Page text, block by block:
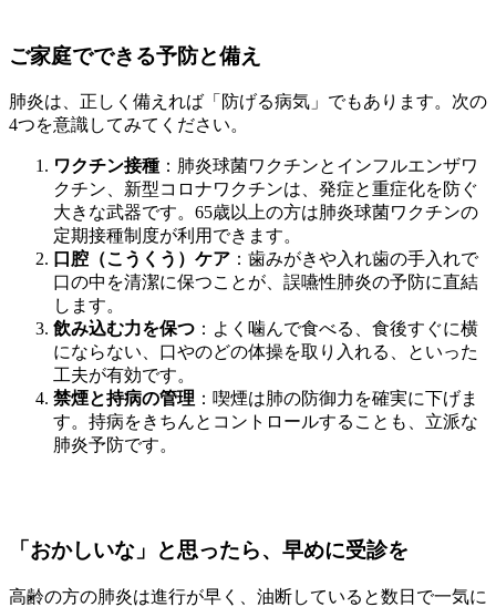
ご家庭でできる予防と備え
肺炎は、正しく備えれば「防げる病気」でもあります。次の
4つを意識してみてください。
ワクチン接種 ：肺炎球菌ワクチンとインフルエンザワ
クチン、新型コロナワクチンは、発症と重症化を防ぐ
大きな武器です。65歳以上の方は肺炎球菌ワクチンの
定期接種制度が利用できます。
口腔（こうくう）ケア ：歯みがきや入れ歯の手入れで
口の中を清潔に保つことが、誤嚥性肺炎の予防に直結
します。
飲み込む力を保つ ：よく噛んで食べる、食後すぐに横
にならない、口やのどの体操を取り入れる、といった
工夫が有効です。
禁煙と持病の管理 ：喫煙は肺の防御力を確実に下げま
す。持病をきちんとコントロールすることも、立派な
肺炎予防です。
「おかしいな」と思ったら、早めに受診を
高齢の方の肺炎は進行が早く、油断していると数日で一気に